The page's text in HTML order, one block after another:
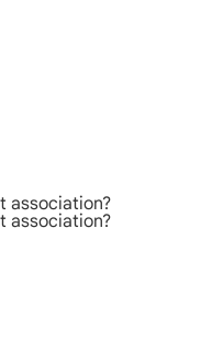
association?
association?